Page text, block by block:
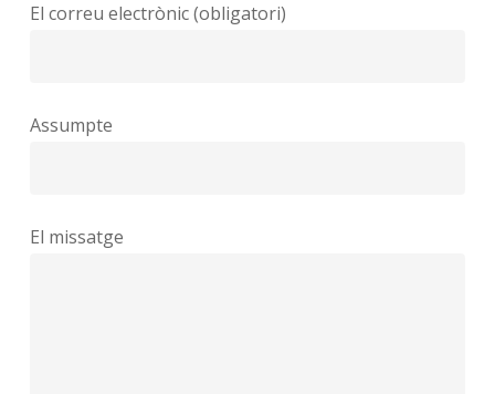
El correu electrònic (obligatori)
Assumpte
El missatge